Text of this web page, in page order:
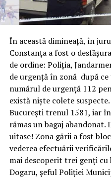
În această dimineață, în
Constanța a fost o
de ordine: Poliția,
de urgență în zonă după
numărul de urgență 112
există niște colete suspecte.
București trenul 1581, iar
rămas un bagaj
uitase! Zona gării a fost
vederea efectuării
mai descoperit trei genți cu
Dogaru, șeful Poliției